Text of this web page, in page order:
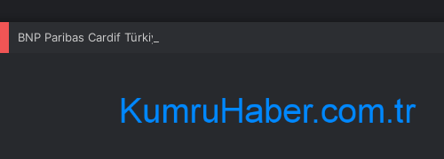
BNP Paribas Cardif Türkiye’nin İç Denetim Direktörü Mustafa Güneş oldu